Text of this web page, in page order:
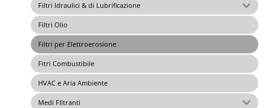
Filtri Idraulici & di Lubrificazione
Filtri Olio
Filtri per Elettroerosione
Fitri Combustibile
HVAC e Aria Ambiente
Medi FIltranti